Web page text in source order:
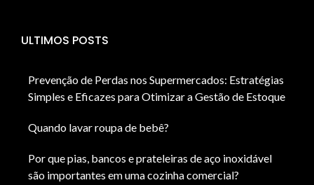
ULTIMOS POSTS
Prevenção de Perdas nos Supermercados: Estratégias
Simples e Eficazes para Otimizar a Gestão de Estoque
Quando lavar roupa de bebê?
Por que pias, bancos e prateleiras de aço inoxidável
são importantes em uma cozinha comercial?